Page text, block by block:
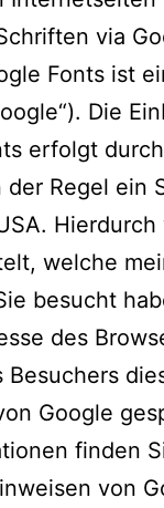
via
Fonts ist
Die
erfolgt
der Regel ein
welche
besucht
des
Besuchers
Google
finden
von